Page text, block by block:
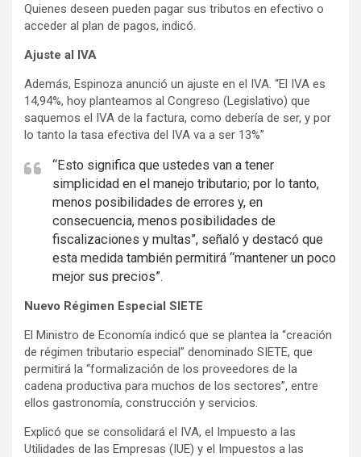
Quienes deseen pueden pagar sus tributos en efectivo o
acceder al plan de pagos, indicó.
Ajuste al IVA
Además, Espinoza anunció un ajuste en el IVA. “El IVA es
14,94%, hoy planteamos al Congreso (Legislativo) que
saquemos el IVA de la factura, como debería de ser, y por
lo tanto la tasa efectiva del IVA va a ser 13%”
“Esto significa que ustedes van a tener
simplicidad en el manejo tributario; por lo tanto,
menos posibilidades de errores y, en
consecuencia, menos posibilidades de
fiscalizaciones y multas”, señaló y destacó que
esta medida también permitirá “mantener un poco
mejor sus precios”.
Nuevo Régimen Especial SIETE
El Ministro de Economía indicó que se plantea la “creación
de régimen tributario especial” denominado SIETE, que
permitirá la “formalización de los proveedores de la
cadena productiva para muchos de los sectores”, entre
ellos gastronomía, construcción y servicios.
Explicó que se consolidará el IVA, el Impuesto a las
Utilidades de las Empresas (IUE) y el Impuestos a las